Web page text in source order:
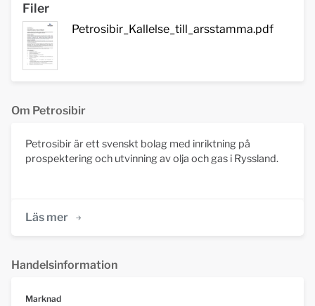
Filer
Petrosibir_Kallelse_till_arsstamma.pdf
Om Petrosibir
Petrosibir är ett svenskt bolag med inriktning på
prospektering och utvinning av olja och gas i Ryssland.
Läs mer
Handelsinformation
Marknad